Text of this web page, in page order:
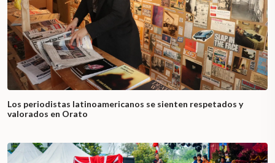
Los periodistas latinoamericanos se sienten respetados y
valorados en Orato